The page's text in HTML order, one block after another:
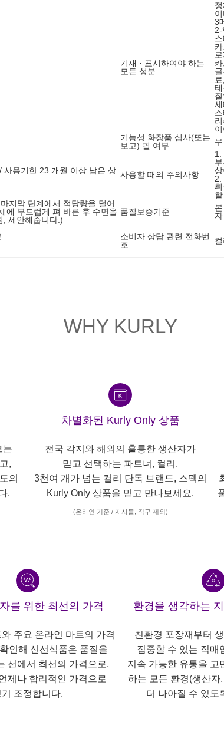
기재 · 표시하여야 하는
모든 성분
3
2-
기능성 화장품 심사(또는
보고) 필 여부
무
사용기한 23 개월 이상 남은 상 사용할 때의 주의사항
1.
2.
지막 단계에서 적당량을 덜어
에 부드럽게 펴 바른 후 수면을
, 세안해줍니다.)
품질보증기준
소비자 상담 관련 전화번
호
WHY KURLY
는
,
의
.
차별화된 Kurly Only 상품
전국 각지와 해외의 훌륭한 생산자가
믿고 선택하는 파트너, 컬리.
3천여 개가 넘는 컬리 단독 브랜드, 스펙의
Kurly Only 상품을 믿고 만나보세요.
(온라인 기준 / 자사몰, 직구 제외)
를 위한 최선의 가격
주요 온라인 마트의 가격
인해 신선식품은 품질을
선에서 최선의 가격으로,
제나 합리적인 가격으로
조정합니다.
환경을 생각하는
친환경 포장재부터
집중할 수 있는 직매
지속 가능한 유통을 고
하는 모든 환경(생산자,
더 나아질 수 있도